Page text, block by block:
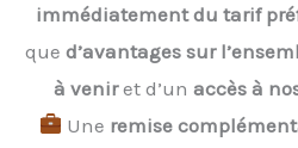
immédiatement du tarif
que d’avantages sur
à veniret d’un accès à
Une remise